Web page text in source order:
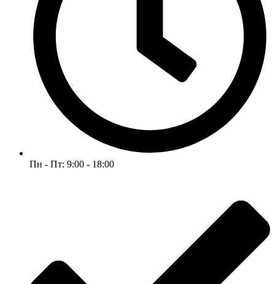
Пн - Пт: 9:00 - 18:00